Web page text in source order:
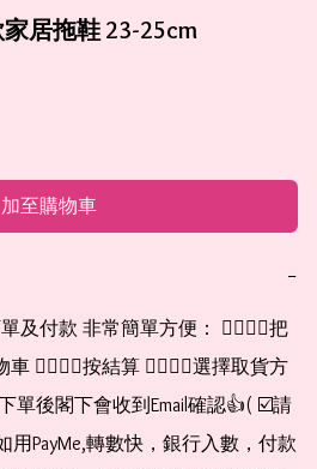
居拖鞋 23-25cm
加至購物車
−
及付款 非常簡單方便： 👉🏻👉🏻把
👉🏻👉🏻按結算 👉🏻👉🏻選擇取貨方
單後閣下會收到Email確認👍( ☑️請
PayMe,轉數快，銀行入數，付款